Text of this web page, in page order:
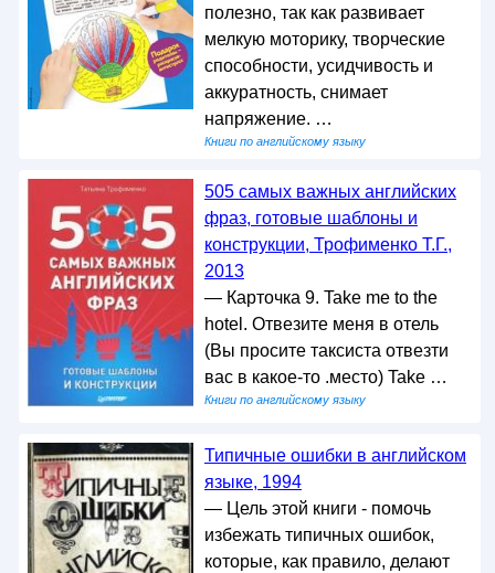
полезно, так как развивает
мелкую моторику, творческие
способности, усидчивость и
аккуратность, снимает
напряжение. …
Книги по английскому языку
505 самых важных английских
фраз, готовые шаблоны и
конструкции, Трофименко Т.Г.,
2013
— Карточка 9. Take me to the
hotel. Отвезите меня в отель
(Вы просите таксиста отвезти
вас в какое-то .место) Take …
Книги по английскому языку
Типичные ошибки в английском
языке, 1994
— Цель этой книги - помочь
избежать типичных ошибок,
которые, как правило, делают